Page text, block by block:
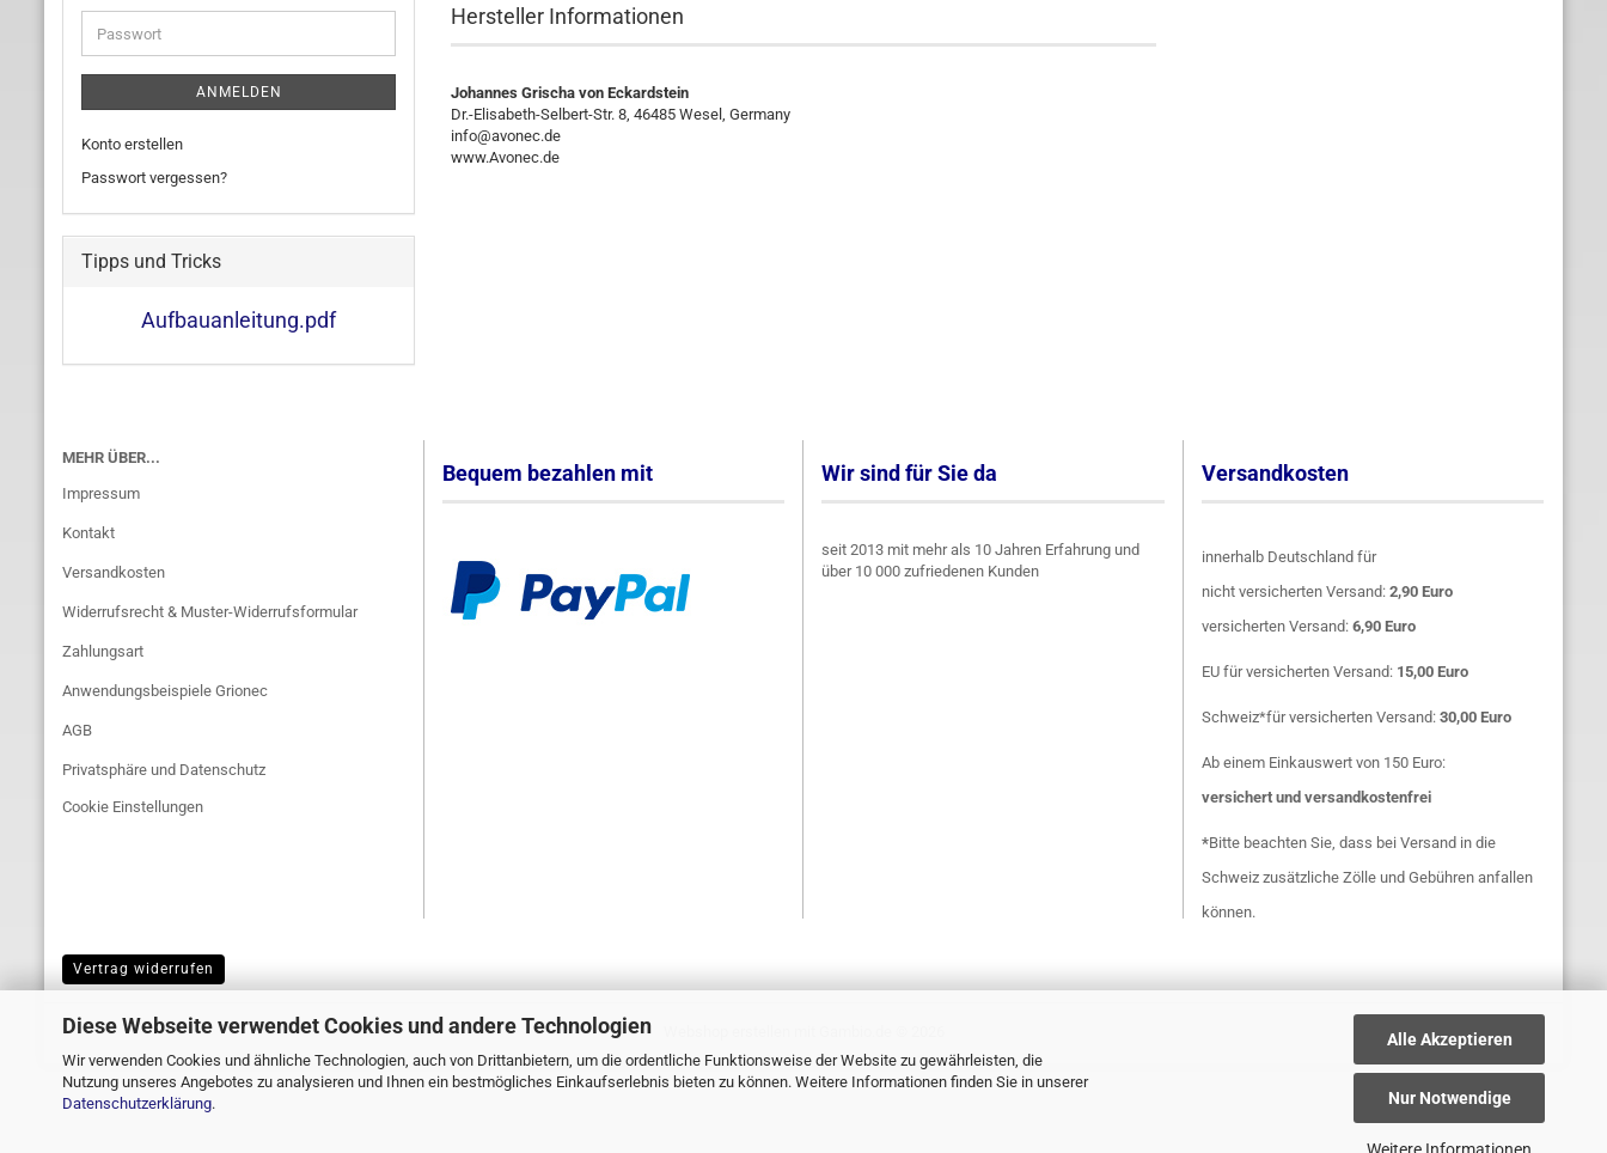
Diese Webseite verwendet Cookies und andere Technologien
Wir verwenden Cookies und ähnliche Technologien, auch von Drittanbietern, um die ordentliche Funktionsweise der Website zu gewährleisten, die
Nutzung unseres Angebotes zu analysieren und Ihnen ein bestmögliches Einkaufserlebnis bieten zu können. Weitere Informationen finden Sie in unserer
Datenschutzerklärung.
Alle Akzeptieren
Nur Notwendige
Weitere Informationen
Hersteller Informationen
Johannes Grischa von Eckardstein
Dr.-Elisabeth-Selbert-Str. 8, 46485 Wesel, Germany
info@avonec.de
www.Avonec.de
Adresse
Passwort
ANMELDEN
Konto erstellen
Passwort vergessen?
Tipps und Tricks
Aufbauanleitung.pdf
MEHR ÜBER...
Impressum
Kontakt
Versandkosten
Widerrufsrecht & Muster-Widerrufsformular
Zahlungsart
Anwendungsbeispiele Grionec
AGB
Privatsphäre und Datenschutz
Cookie Einstellungen
Bequem bezahlen mit Wir sind für Sie da
seit 2013 mit mehr als 10 Jahren Erfahrung und
über 10 000 zufriedenen Kunden
Versandkosten
innerhalb Deutschland für
nicht versicherten Versand: 2,90 Euro
versicherten Versand: 6,90 Euro
EU für versicherten Versand: 15,00 Euro
Schweiz*für versicherten Versand: 30,00 Euro
Ab einem Einkauswert von 150 Euro:
versichert und versandkostenfrei
*Bitte beachten Sie, dass bei Versand in die
Schweiz zusätzliche Zölle und Gebühren anfallen
können.
Vertrag widerrufen